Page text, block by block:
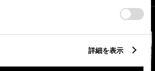
詳細を表示
*12